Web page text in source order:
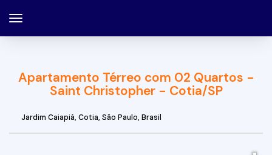
Apartamento Térreo com 02 Quartos -
Saint Christopher - Cotia/SP
Jardim Caiapiá, Cotia, São Paulo, Brasil